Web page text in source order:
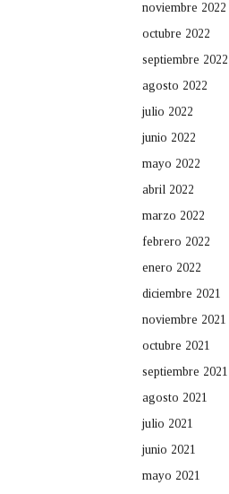
noviembre 2022
octubre 2022
septiembre 2022
agosto 2022
julio 2022
junio 2022
mayo 2022
abril 2022
marzo 2022
febrero 2022
enero 2022
diciembre 2021
noviembre 2021
octubre 2021
septiembre 2021
agosto 2021
julio 2021
junio 2021
mayo 2021